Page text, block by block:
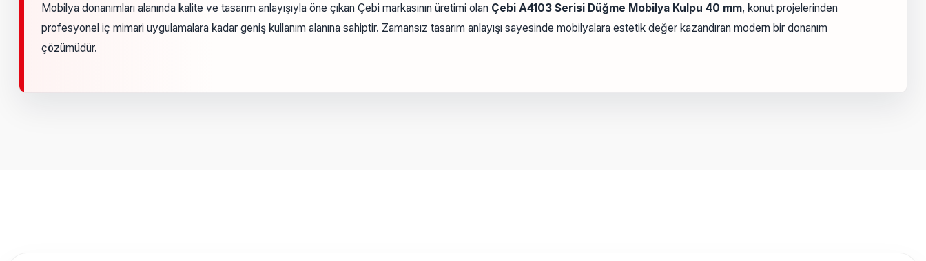
Mobilya donanımları alanında kalite ve tasarım anlayışıyla öne çıkan Çebi markasının üretimi olan Çebi A4103 Serisi Düğme Mobilya Kulpu 40 mm, konut projelerinden
profesyonel iç mimari uygulamalara kadar geniş kullanım alanına sahiptir. Zamansız tasarım anlayışı sayesinde mobilyalara estetik değer kazandıran modern bir donanım
çözümüdür.